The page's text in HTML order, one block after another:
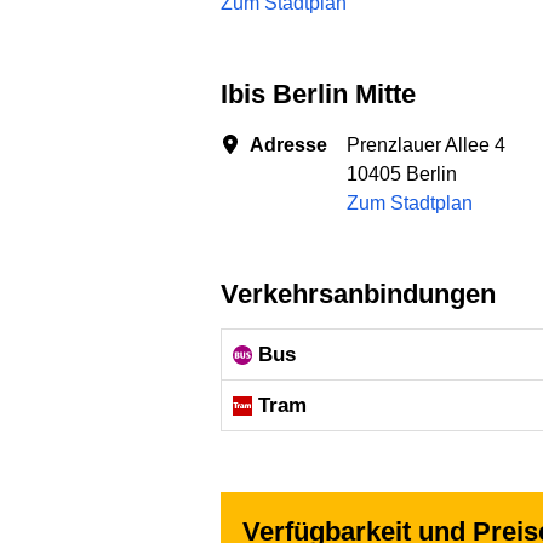
ibis Berlin Mitte
Adresse
Prenzlauer Allee 4
10405 Berlin
Zum Stadtplan
Verkehrsanbindungen
Bus
Tram
Verfügbarkeit und